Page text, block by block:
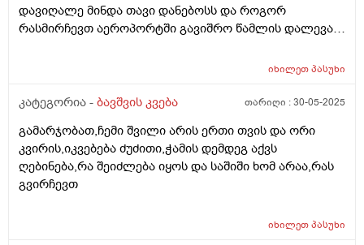
საყურადღებო ხომ არ არის? პედიატრი მარწმუნებს
რომ ვენდო უსაფრთხოა. თქვენ რას მეტყვით?
დავიღალე მინდა თავი დანებოსს და როგორ
რასმირჩევთ აეროპორტში გავიშრო წამლის დალევას
იხილეთპასუხი
კატეგორია - ბავშვის კვება თარიღი :30-05-2025
გამარჯობათ,ჩემი შვილი არის ერთი თვის და ორი
კვირის,იკვებება ძუძითი,ჭამის დემდეგ აქვს
ღებინება,რა შეიძლება იყოს და საშიში ხომ არაა,რას
გვირჩევთ
იხილეთპასუხი